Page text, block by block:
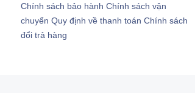
Chính sách bảo hành Chính sách vận
chuyển Quy định về thanh toán Chính sách
đổi trả hàng